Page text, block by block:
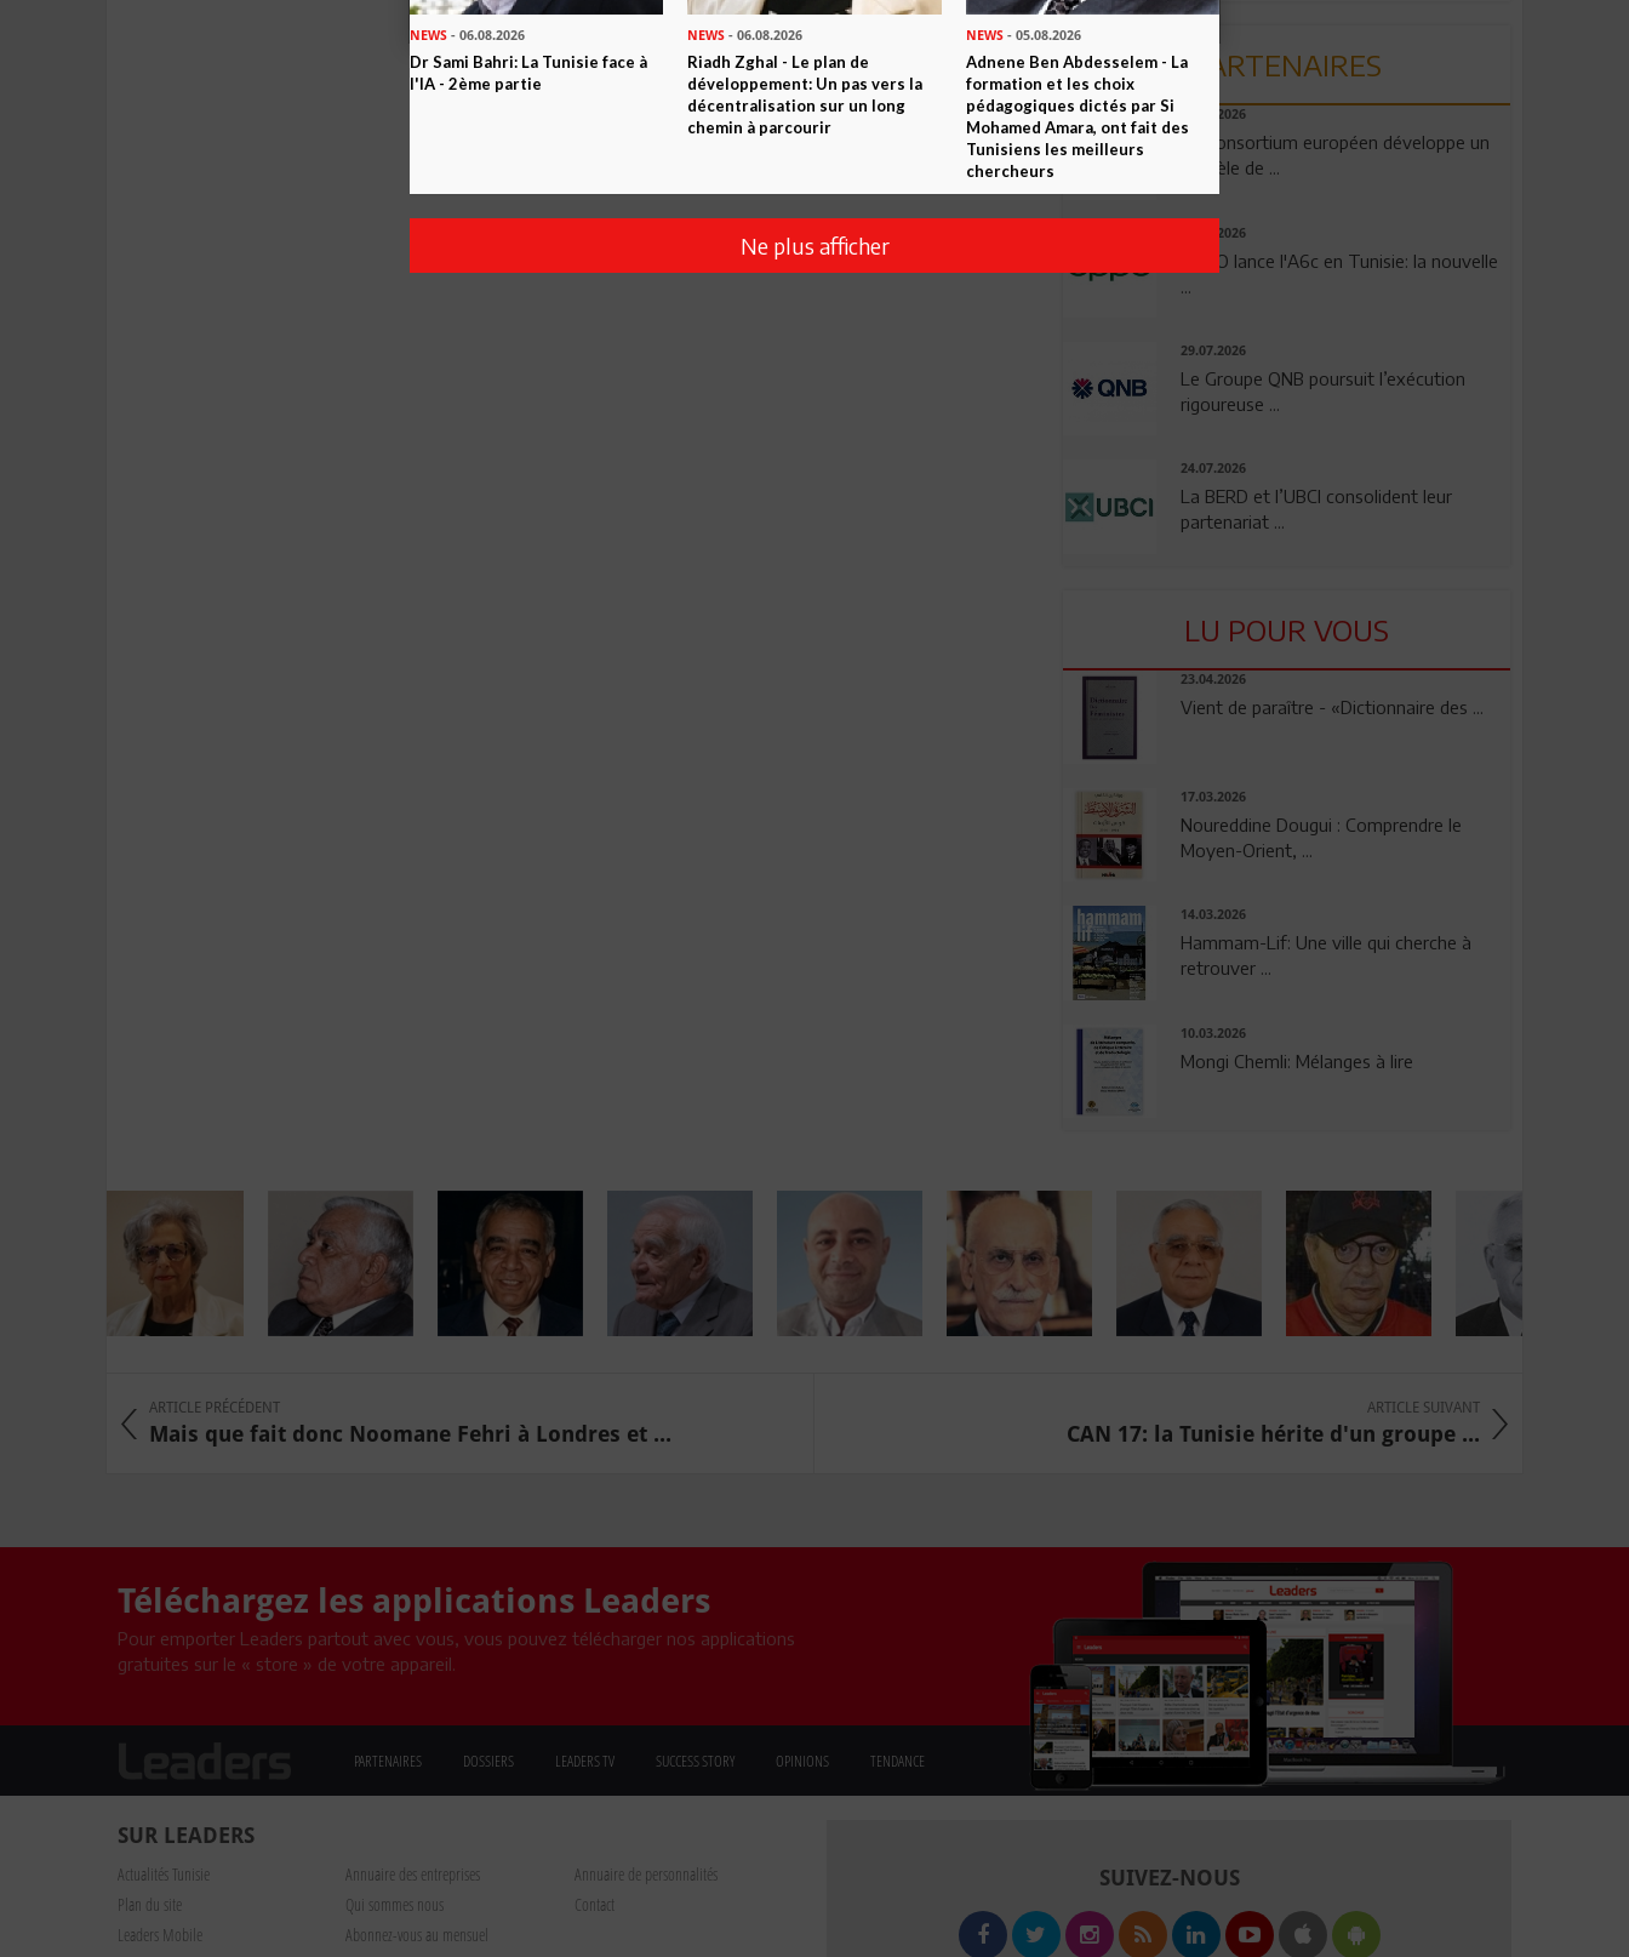
PARTENAIRES
06.08.2026
Un consortium européen développe un
modèle de ...
04.08.2026
OPPO lance l'A6c en Tunisie: la nouvelle
...
29.07.2026
Le Groupe QNB poursuit l’exécution
rigoureuse ...
24.07.2026
La BERD et l’UBCI consolident leur
partenariat ...
LU POUR VOUS
23.04.2026
Vient de paraître - «Dictionnaire des ...
17.03.2026
Noureddine Dougui : Comprendre le
Moyen-Orient, ...
14.03.2026
Hammam-Lif: Une ville qui cherche à
retrouver ...
10.03.2026
Mongi Chemli: Mélanges à lire
ARTICLE PRÉCÉDENT
Mais que fait donc Noomane Fehri à Londres et ...
ARTICLE SUIVANT
CAN 17: la Tunisie hérite d'un groupe ...
Téléchargez les applications Leaders
Pour emporter Leaders partout avec vous, vous pouvez télécharger nos applications
gratuites sur le « store » de votre appareil.
PARTENAIRES DOSSIERS LEADERS TV SUCCESS STORY OPINIONS TENDANCE
SUR LEADERS
Actualités Tunisie Annuaire des entreprises
Annuaire de personnalités
Plan du site
Qui sommes nous
Contact
Leaders Mobile
Abonnez-vous au mensuel
SUIVEZ-NOUS
NEWS - 06.08.2026
Dr Sami Bahri: La Tunisie face à
l'IA - 2ème partie
NEWS - 06.08.2026
Riadh Zghal - Le plan de
développement: Un pas vers la
décentralisation sur un long
chemin à parcourir
NEWS- 05.08.2026
Adnene Ben Abdesselem - La
formation et les choix
pédagogiques dictés par Si
Mohamed Amara, ont fait des
Tunisiens les meilleurs
chercheurs
Ne plus afficher